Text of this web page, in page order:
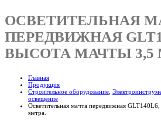
ОСВЕТИТЕЛЬНАЯ
ПЕРЕДВИЖНАЯ
ВЫСОТА МАЧТЫ 3,5
Главная
Продукция
Строительное оборудование
освещение
Осветительная мачта передвижная
метра.